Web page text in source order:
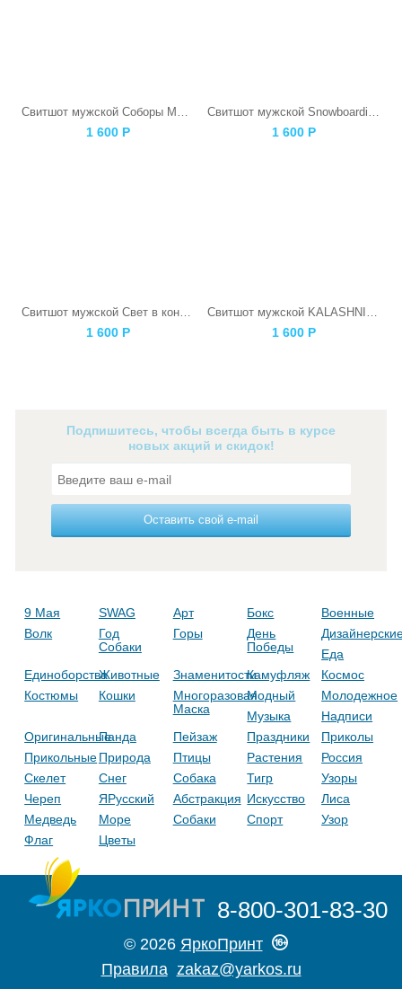
1 600 Р 1 600 Р
1 600 Р 1 600 Р
Подпишитесь, чтобы всегда быть в курсе
новых акций и скидок!
Оставить свой e-mail
9 Мая SWAG Арт Бокс
Военные
Волк
Год
Собаки
Горы
День
Победы
Еда
ЕдиноборстваЖивотные ЗнаменитостиКамуфляж
Космос
Костюмы
Кошки
Многоразовая
Маска
Модный
Молодежное
Музыка
Надписи
ОригинальныеПанда Пейзаж Праздники
Приколы
ПрикольныеПрирода Птицы Растения
Россия
Скелет
Снег Собака Тигр
Узоры
Череп
ЯРусский Абстракция Искусство
Лиса
Медведь
Море Собаки Спорт
Узор
Флаг
Цветы
8-800-301-83-30
© 2026 ЯркоПринт
Правила zakaz@yarkos.ru